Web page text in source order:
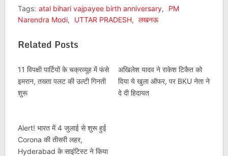
Tags: atal bihari vajpayee birth anniversary,
PM
Narendra Modi, UTTAR PRADESH, लखनऊ
Related Posts
11 विपक्षी पार्टियों के चक्रव्यूह में फंसे
इमरान, तख्ता पलट की उल्टी गिनती
शुरू
अखिलेश यादव ने राकेश टिकैत को
दिया ये खुला ऑफर, पर BKU नेता ने
दे दी हिदायत
Alert! भारत में 4 जुलाई से शुरू हुई
Corona की तीसरी लहर,
Hyderabad के साइंटिस्‍ट ने किया